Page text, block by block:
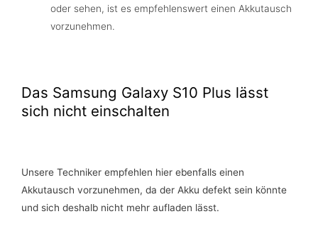
oder sehen, ist es empfehlenswert einen Akkutausch
vorzunehmen.
Das Samsung Galaxy S10 Plus lässt
sich nicht einschalten
Unsere Techniker empfehlen hier ebenfalls einen
Akkutausch vorzunehmen, da der Akku defekt sein könnte
und sich deshalb nicht mehr aufladen lässt.